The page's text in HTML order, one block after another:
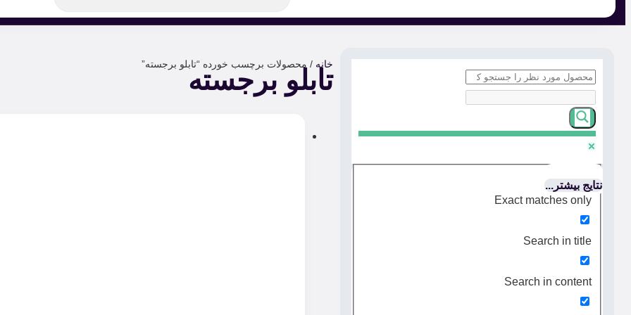
نتایج بیشتر...
Exact matches only
Search in title
Search in content
خانه / محصولات برچسب خورده “تابلو برجسته”
تابلو برجسته